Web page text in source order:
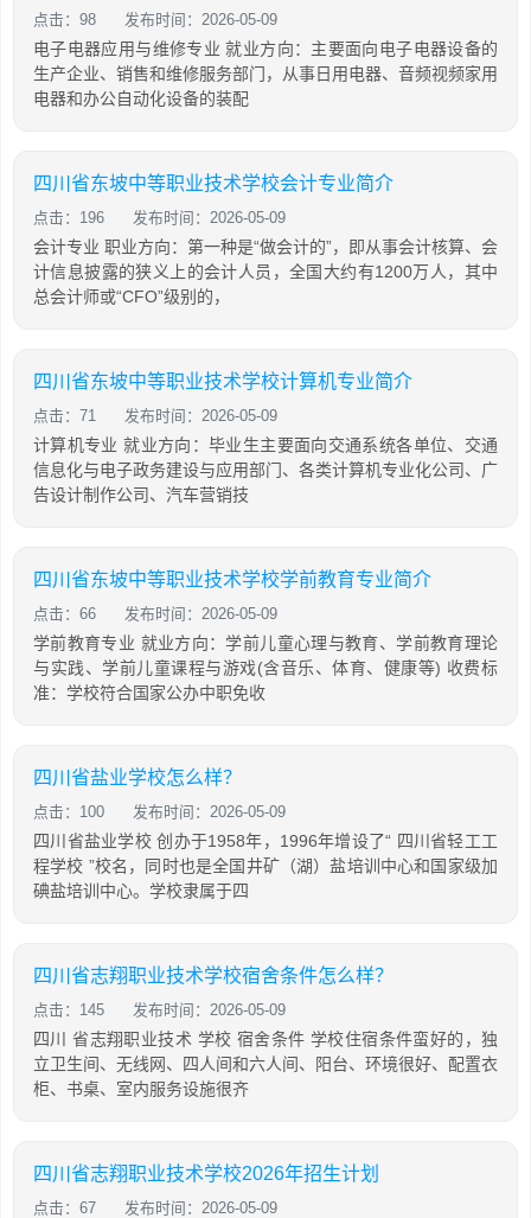
点击：98 发布时间：2026-05-09
电子电器应用与维修专业 就业方向：主要面向电子电器设备的
生产企业、销售和维修服务部门，从事日用电器、音频视频家用
电器和办公自动化设备的装配
四川省东坡中等职业技术学校会计专业简介
点击：196 发布时间：2026-05-09
会计专业 职业方向：第一种是“做会计的”，即从事会计核算、会
计信息披露的狭义上的会计人员，全国大约有1200万人，其中
总会计师或“CFO”级别的，
四川省东坡中等职业技术学校计算机专业简介
点击：71 发布时间：2026-05-09
计算机专业 就业方向：毕业生主要面向交通系统各单位、交通
信息化与电子政务建设与应用部门、各类计算机专业化公司、广
告设计制作公司、汽车营销技
四川省东坡中等职业技术学校学前教育专业简介
点击：66 发布时间：2026-05-09
学前教育专业 就业方向：学前儿童心理与教育、学前教育理论
与实践、学前儿童课程与游戏(含音乐、体育、健康等) 收费标
准：学校符合国家公办中职免收
四川省盐业学校怎么样？
点击：100 发布时间：2026-05-09
四川省盐业学校 创办于1958年，1996年增设了“ 四川省轻工工
程学校 ”校名，同时也是全国井矿（湖）盐培训中心和国家级加
碘盐培训中心。学校隶属于四
四川省志翔职业技术学校宿舍条件怎么样？
点击：145 发布时间：2026-05-09
四川 省志翔职业技术 学校 宿舍条件 学校住宿条件蛮好的，独
立卫生间、无线网、四人间和六人间、阳台、环境很好、配置衣
柜、书桌、室内服务设施很齐
四川省志翔职业技术学校2026年招生计划
点击：67 发布时间：2026-05-09